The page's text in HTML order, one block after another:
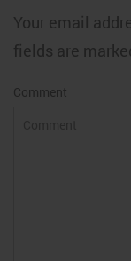
Your email
fields are
Comment